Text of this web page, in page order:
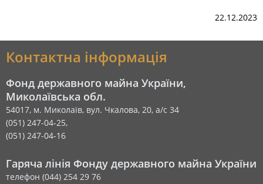
22.12.2023
Контактна інформація
Фонд державного майна України,
Миколаївська обл.
54017, м. Миколаїв, вул. Чкалова, 20, а/с 34
(051) 247-04-25,
(051) 247-04-16
Гаряча лінія Фонду державного майна України
телефон (044) 254 29 76